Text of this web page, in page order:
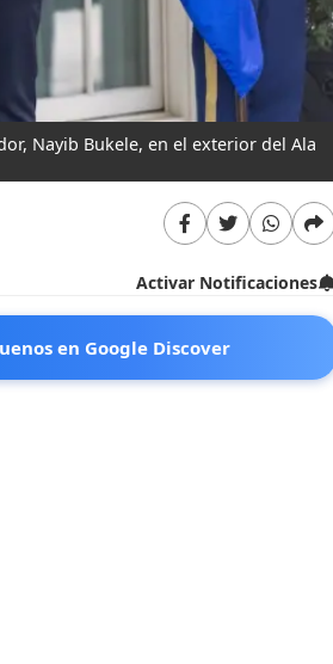
Nayib Bukele, en el exterior del Ala
Activar Notificaciones
en Google Discover